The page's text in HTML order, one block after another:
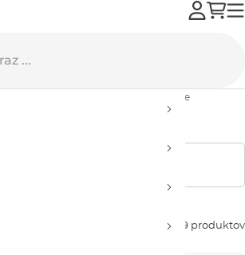
Dámske
Volcom
19 produktov